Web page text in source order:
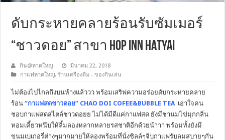
ดับกระหายคลายร้อนรับซัมเมอร์
“ชาวดอย” สาขา HOP INN HATYAI
กิน@หาดใหญ่
มีนาคม 22, 2018
กาแฟหาดใหญ่, ร้านเครื่องดืม - ของกินเล่น
ไม่ต้องไปไกลถึงบนห้างแล้ววว พร้อมเสริฟความอร่อยดับกระหายคลาย
ร้อน “กาแฟสดชาวดอย” CHAO DOI COFEE&BUBBLE TEA เอาใจคน
ชอบกาแฟสดสไตล์ชาวดอยย ไม่ได้มีดีแค่กาแฟสด ยังมีชานมไข่มุกกลิ่น
หอมเคี้ยวหนึบให้ลิ้มลองหลากหลายรสชาติอีกด้วยน้าาา พร้อมทั้งยังมี
ขนมเบเกอรี่ต่างๆมากมายให้ลองพร้อมที่นั่งชิลล์ๆจิบกาแฟรับลมสบายๆกัน